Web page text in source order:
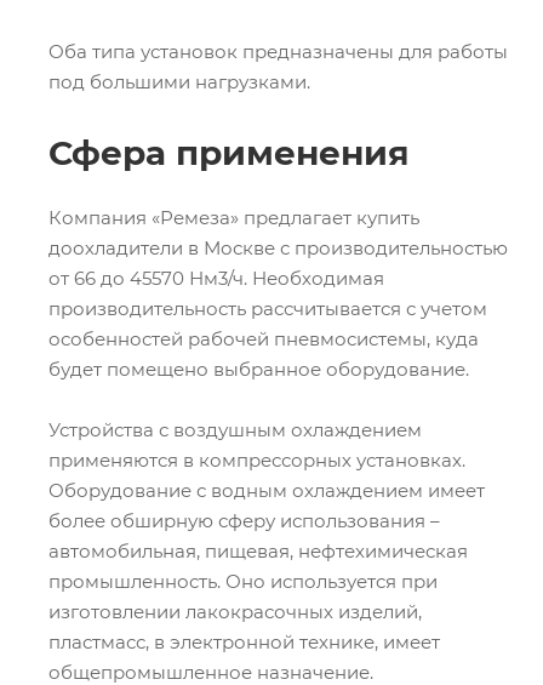
Оба типа установок предназначены для работы
под большими нагрузками.
Сфера применения
Компания «Ремеза» предлагает купить
доохладители в Москве с производительностью
от 66 до 45570 Нм3/ч. Необходимая
производительность рассчитывается с учетом
особенностей рабочей пневмосистемы, куда
будет помещено выбранное оборудование.
Устройства с воздушным охлаждением
применяются в компрессорных установках.
Оборудование с водным охлаждением имеет
более обширную сферу использования –
автомобильная, пищевая, нефтехимическая
промышленность. Оно используется при
изготовлении лакокрасочных изделий,
пластмасс, в электронной технике, имеет
общепромышленное назначение.